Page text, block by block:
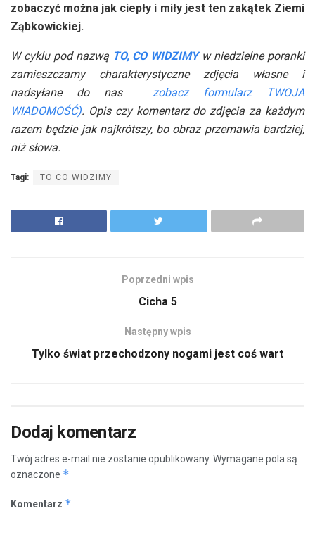
zobaczyć można jak ciepły i miły jest ten zakątek Ziemi
Ząbkowickiej.
W cyklu pod nazwą TO, CO WIDZIMY w niedzielne poranki
zamieszczamy charakterystyczne zdjęcia własne i
nadsyłane do nas
zobacz formularz TWOJA
WIADOMOŚĆ). Opis czy komentarz do zdjęcia za każdym
razem będzie jak najkrótszy, bo obraz przemawia bardziej,
niż słowa.
Tagi: TO CO WIDZIMY
Poprzedni wpis
Cicha 5
Następny wpis
Tylko świat przechodzony nogami jest coś wart
Dodaj komentarz
Twój adres e-mail nie zostanie opublikowany. Wymagane pola są
oznaczone *
Komentarz *